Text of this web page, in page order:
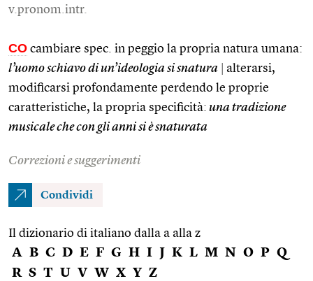
v.pronom.intr.
CO cambiare spec. in peggio la propria natura umana:
l’uomo schiavo di un’ideologia si snatura
alterarsi,
modificarsi profondamente perdendo le proprie
caratteristiche, la propria specificità: una tradizione
musicale che con gli anni si è snaturata
Correzioni e suggerimenti
Condividi
Il dizionario di italiano dalla a alla z
A B C D E F G H I J K L M N O P Q
R S T U V W X Y Z